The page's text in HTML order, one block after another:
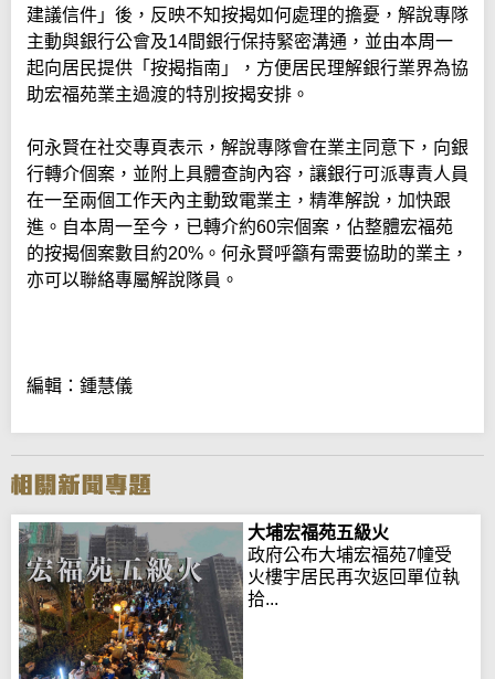
建議信件」後，反映不知按揭如何處理的擔憂，解說專隊
主動與銀行公會及14間銀行保持緊密溝通，並由本周一
起向居民提供「按揭指南」，方便居民理解銀行業界為協
助宏福苑業主過渡的特別按揭安排。
何永賢在社交專頁表示，解說專隊會在業主同意下，向銀
行轉介個案，並附上具體查詢內容，讓銀行可派專責人員
在一至兩個工作天內主動致電業主，精準解說，加快跟
進。自本周一至今，已轉介約60宗個案，佔整體宏福苑
的按揭個案數目約20%。何永賢呼籲有需要協助的業主，
亦可以聯絡專屬解說隊員。
編輯：鍾慧儀
大埔宏福苑五級火
政府公布大埔宏福苑7幢受
火樓宇居民再次返回單位執
拾...